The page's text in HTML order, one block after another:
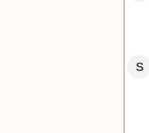
S